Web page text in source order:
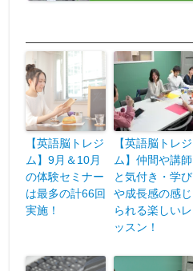
【英語脳トレジ
ム】9月＆10月
の体験セミナー
は最多の計66回
実施！
【英語脳トレジ
ム】仲間や講師
と気付き・学び
や成長感の感じ
られる楽しいレ
ッスン！